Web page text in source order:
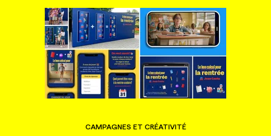
CAMPAGNES ET CRÉATIVITÉ